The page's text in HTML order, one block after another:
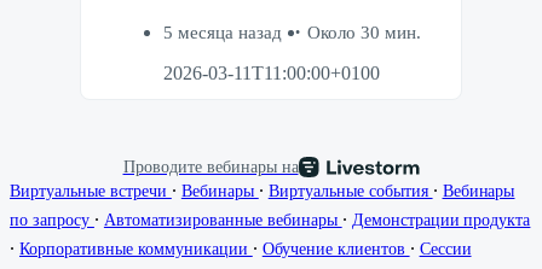
5 месяца назад
Около 30 мин.
2026-03-11T11:00:00+0100
Проводите вебинары на
Виртуальные встречи ∙ Вебинары ∙ Виртуальные события ∙ Вебинары
по запросу ∙ Автоматизированные вебинары ∙ Демонстрации продукта
∙ Корпоративные коммуникации ∙ Обучение клиентов ∙ Сессии